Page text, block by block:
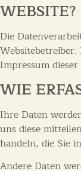
WEBSITE?
Die
Impressum
WIE
Ihre Daten
uns diese
handeln, die Sie
Andere Daten